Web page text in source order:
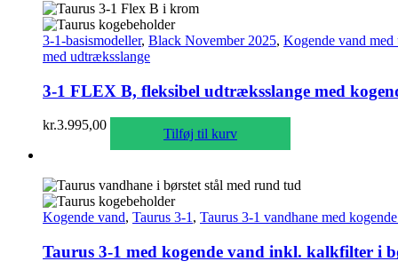
3-1-basismodeller, Black November 2025, Kogende vand
med udtræksslange
3-1 FLEX B, fleksibel udtræksslange med
kr.3.995,00
Tilføj til kurv
Kogende vand, Taurus 3-1, Taurus 3-1 vandhane med
Taurus 3-1 med kogende vand inkl. kalkfilter i